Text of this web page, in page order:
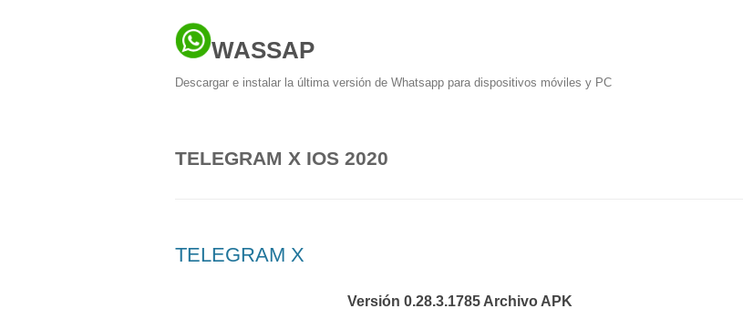
WASSAP
Descargar e instalar la última versión de Whatsapp para dispositivos móviles y PC
TELEGRAM X IOS 2020
TELEGRAM X
Versión 0.28.3.1785 Archivo APK